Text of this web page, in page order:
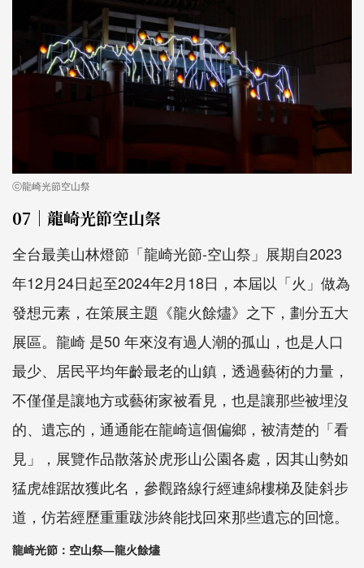
ⓒ龍崎光節空山祭
07｜龍崎光節空山祭
全台最美山林燈節「龍崎光節-空山祭」展期自2023
年12月24日起至2024年2月18日，本屆以「火」做為
發想元素，在策展主題《龍火餘燼》之下，劃分五大
展區。龍崎 是50 年來沒有過⼈潮的孤⼭，也是⼈⼝
最少、居⺠平均年齡最老的⼭鎮，透過藝術的⼒量，
不僅僅是讓地⽅或藝術家被看⾒，也是讓那些被埋沒
的、遺忘的，通通能在龍崎這個偏鄉，被清楚的「看
⾒」，展覽作品散落於虎形山公園各處，因其山勢如
猛虎雄踞故獲此名，參觀路線行經連綿樓梯及陡斜步
道，仿若經歷重重跋涉終能找回來那些遺忘的回憶。
龍崎光節：空⼭祭—龍火餘燼